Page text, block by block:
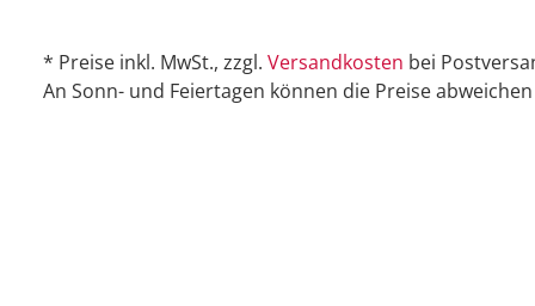
* Preise inkl. MwSt., zzgl. Versandkosten bei
An Sonn- und Feiertagen können die Preise abweichen